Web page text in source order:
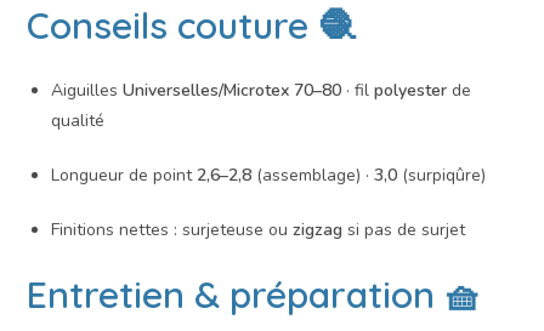
Conseils couture 🧶
AiguillesUniverselles/Microtex 70–80 · filpolyester de
qualité
Longueur de point 2,6–2,8 (assemblage) ·3,0 (surpiqûre)
Finitions nettes : surjeteuse ouzigzag si pas de surjet
Entretien & préparation 🧺